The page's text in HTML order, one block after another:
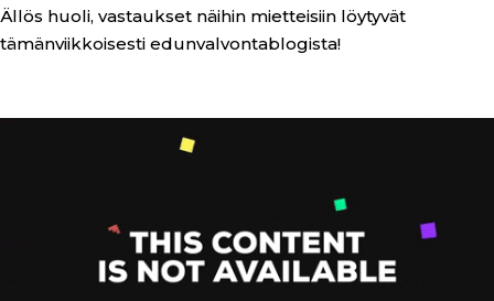
Ällös huoli, vastaukset näihin mietteisiin löytyvät
tämänviikkoisesti edunvalvontablogista!